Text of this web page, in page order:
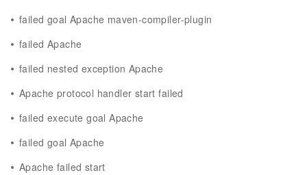
failed goal Apache maven-compiler-plugin
failed Apache
failed nested exception Apache
Apache protocol handler start failed
failed execute goal Apache
failed goal Apache
Apache failed start